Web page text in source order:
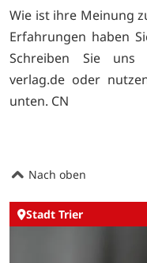
Wie ist ihre Meinung
Erfahrungen haben
Schreiben Sie
verlag.de oder
unten. CN
Nach oben
Stadt Trier